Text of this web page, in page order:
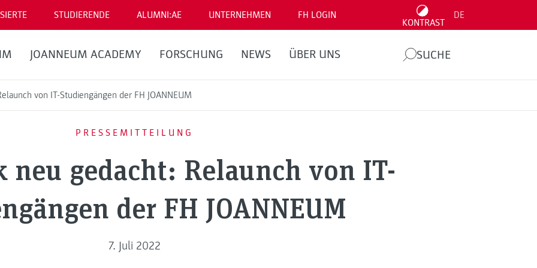
STUDIERENDE ALUMNI:AE UNTERNEHMEN FH LOGIN
KONTRAST
DE
JOANNEUM ACADEMY FORSCHUNG NEWS ÜBER UNS SUCHE
von IT-Studiengängen der FH JOANNEUM
PRESSEMITTEILUNG
gedacht: Relaunch von IT-
der FH JOANNEUM
7. Juli 2022